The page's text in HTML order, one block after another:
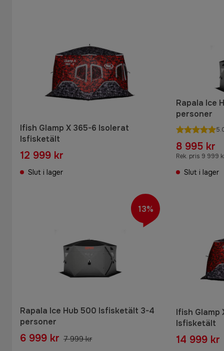
Ifish Glamp X 365-6 Isolerat
Isfisketält
12 999 kr
Slut i lager
Rapala Ice
personer
8 995 kr
Rek. pris 9 999
Slut i lager
Rapala Ice Hub 500 Isfisketält 3-4
personer
6 999 kr 7 999 kr
13%
Ifish Glamp
Isfisketält
14 999 kr